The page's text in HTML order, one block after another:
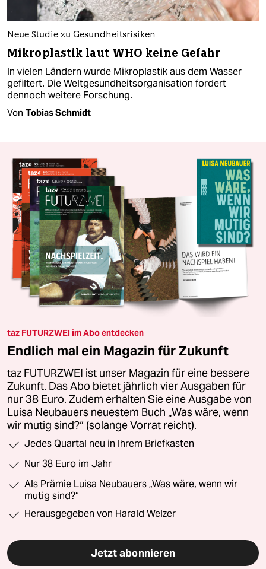
Neue Studie zu Gesundheitsrisiken
Mikroplastik laut WHO keine Gefahr
In vielen Ländern wurde Mikroplastik aus dem Wasser
gefiltert. Die Weltgesundheitsorganisation fordert
dennoch weitere Forschung.
Von Tobias Schmidt
taz FUTURZWEI im Abo entdecken
Endlich mal ein Magazin für Zukunft
taz FUTURZWEI ist unser Magazin für eine bessere
Zukunft. Das Abo bietet jährlich vier Ausgaben für
nur 38 Euro. Zudem erhalten Sie eine Ausgabe von
Luisa Neubauers neuestem Buch „Was wäre, wenn
wir mutig sind?“ (solange Vorrat reicht).
Jedes Quartal neu in Ihrem Briefkasten
Nur 38 Euro im Jahr
Als Prämie Luisa Neubauers „Was wäre, wenn wir
mutig sind?“
Herausgegeben von Harald Welzer
Jetzt abonnieren